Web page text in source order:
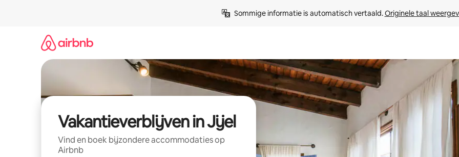
Sommige informatie is automatisch vertaald. Originele taal
Vakantieverblijven in Jijel
Vind en boek bijzondere accommodaties op
Airbnb